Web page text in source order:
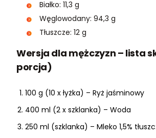
Białko: 11,3 g
Węglowodany: 94,3 g
Tłuszcze: 12 g
Wersja dla mężczyzn – lista
porcja)
100 g (10 x łyżka) – Ryż jaśminowy
400 ml (2 x szklanka) – Woda
250 ml (szklanka) – Mleko 1,5%